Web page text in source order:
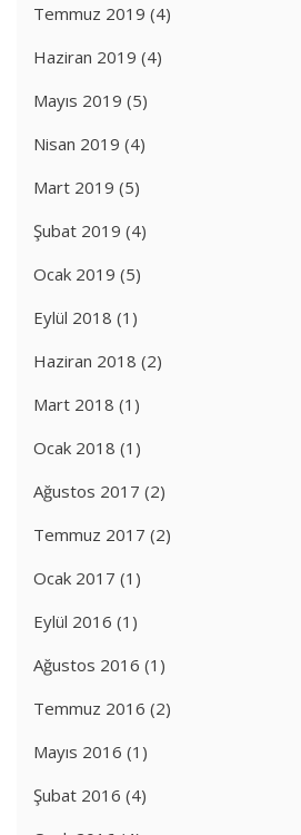
Temmuz 2019 (4)
Haziran 2019 (4)
Mayıs 2019 (5)
Nisan 2019 (4)
Mart 2019 (5)
Şubat 2019 (4)
Ocak 2019 (5)
Eylül 2018 (1)
Haziran 2018 (2)
Mart 2018 (1)
Ocak 2018 (1)
Ağustos 2017 (2)
Temmuz 2017 (2)
Ocak 2017 (1)
Eylül 2016 (1)
Ağustos 2016 (1)
Temmuz 2016 (2)
Mayıs 2016 (1)
Şubat 2016 (4)